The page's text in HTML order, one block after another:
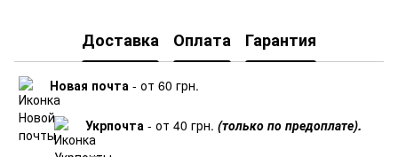
Доставка Оплата Гарантия
Новая почта - от 60 грн.
Укрпочта - от 40 грн. (только по предоплате).